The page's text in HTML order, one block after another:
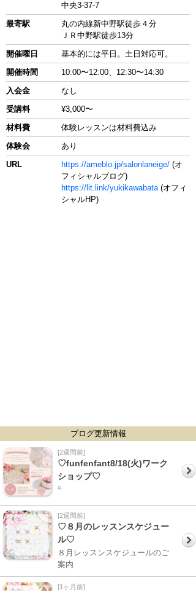
中央3-37-7
最寄駅
丸の内線新中野駅徒歩４分
ＪＲ中野駅徒歩13分
開催曜日
基本的には平日。土日対応可。
開催時間
10:00〜12:00、12:30〜14:30
入会金
なし
受講料
¥3,000〜
材料費
体験レッスンは材料費込み
体験会
あり
URL
https://ameblo.jp/salonlaneige/ (オ
フィシャルブログ)
https://lit.link/yukikawabata (オフィ
シャルHP)
ブログ更新情報
[2週間前]
♡funfenfant8/18(火)ワーク
ショップ♡
꙳
[2週間前]
♡８月のレッスンスケジュー
ル♡
８月レッスンスケジュールのご
案内
[1ヶ月前]